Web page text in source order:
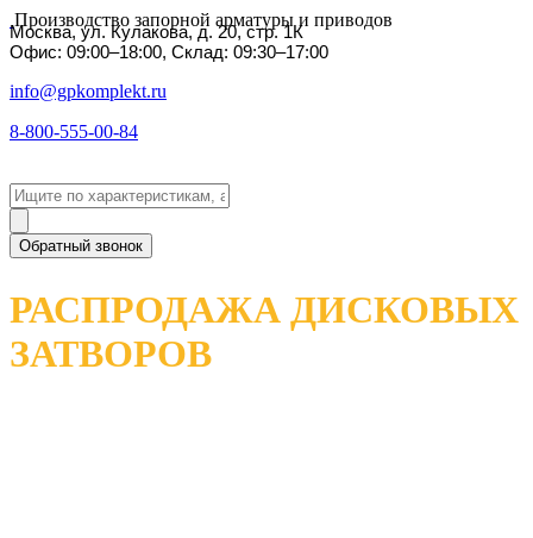
Производство запорной арматуры и приводов
Москва, ул. Кулакова, д. 20, стр. 1К
Офис: 09:00–18:00, Склад: 09:30–17:00
info@gpkomplekt.ru
8-800-555-00-84
Обратный звонок
РАСПРОДАЖА ДИСКОВЫХ
ЗАТВОРОВ